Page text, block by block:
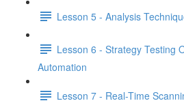
Lesson 5 - Analysis
Lesson 6 - Strategy Testing
Automation
Lesson 7 - Real-Time